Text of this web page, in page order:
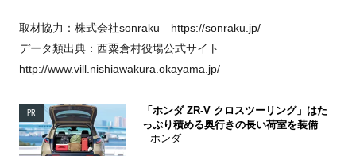
取材協力：株式会社sonraku https://sonraku.jp/
データ類出典：西粟倉村役場公式サイト
http://www.vill.nishiawakura.okayama.jp/
PR
「ホンダ ZR-V クロスツーリング」はた
っぷり積める奥行きの長い荷室を装備
ホンダ